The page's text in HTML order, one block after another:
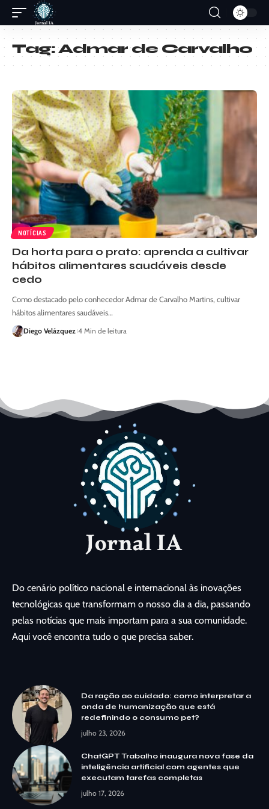
Tag:Admar de Carvalho
NOTÍCIAS
Da horta para o prato: aprenda a cultivar
hábitos alimentares saudáveis desde
cedo
Como destacado pelo conhecedor Admar de Carvalho Martins, cultivar
hábitos alimentares saudáveis…
Diego Velázquez 4 Min de leitura
Do cenário político nacional e internacional às inovações
tecnológicas que transformam o nosso dia a dia, passando
pelas notícias que mais importam para a sua comunidade.
Aqui você encontra tudo o que precisa saber.
Da ração ao cuidado: como interpretar a
onda de humanização que está
redefinindo o consumo pet?
julho 23, 2026
ChatGPT Trabalho inaugura nova fase da
inteligência artificial com agentes que
executam tarefas completas
julho 17, 2026